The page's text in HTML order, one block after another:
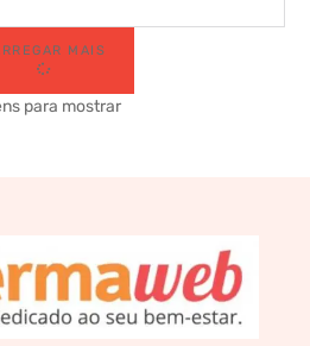
MAIS
para mostrar